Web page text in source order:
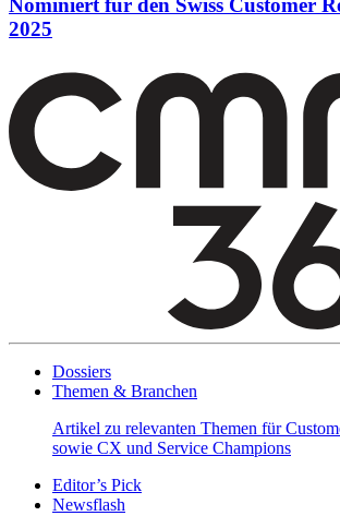
2025
Dossiers
Themen & Branchen
Artikel zu relevanten Themen für
sowie CX und Service Champions
Editor’s Pick
Newsflash